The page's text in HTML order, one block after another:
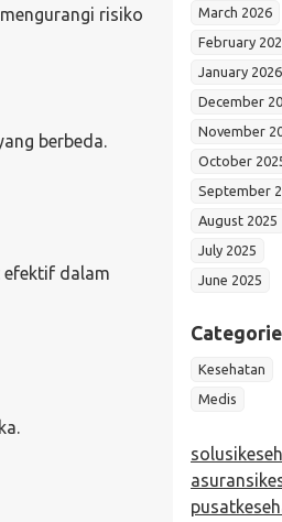
risiko
berbeda.
efektif dalam
March 2026
February
January 2026
December
November
October
September
August 2025
July 2025
June 2025
Kesehatan
Medis